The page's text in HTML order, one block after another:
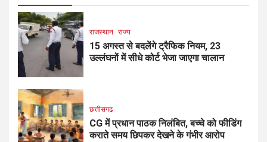
राजस्थान राज्य
15 अगस्त से बदलेंगे ट्रैफिक नियम, 23
उल्लंघनों में सीधे कोर्ट भेजा जाएगा चालान
छत्तीसगढ
CG में प्रधान पाठक निलंबित, बच्चे को फीडिंग
कराते समय छिपकर देखने के गंभीर आरोप